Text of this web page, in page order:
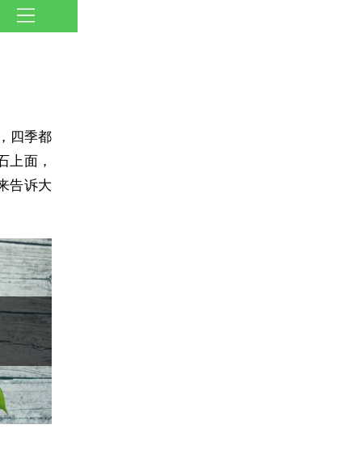
四季都
上面，
告诉大